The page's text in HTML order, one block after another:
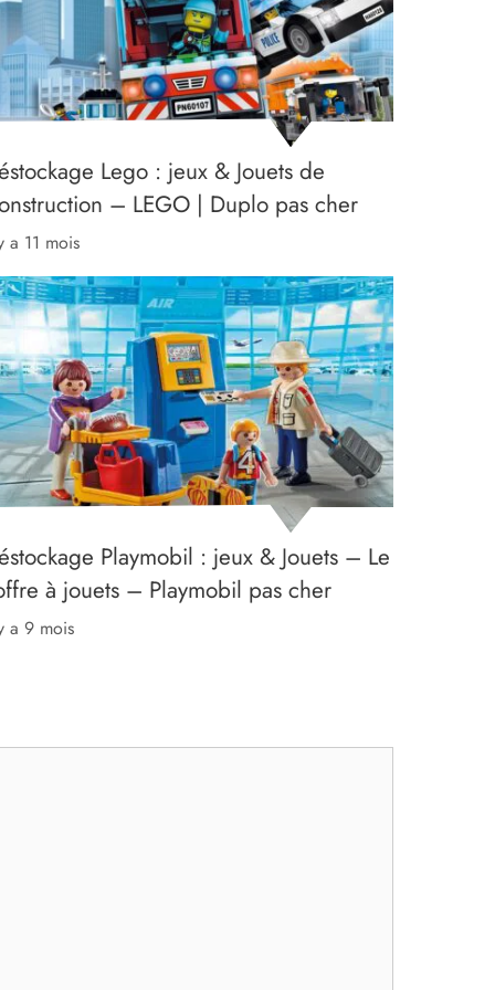
Lego : jeux & Jouets de
– LEGO | Duplo pas cher
a 11 mois
Playmobil : jeux & Jouets – Le
à jouets – Playmobil pas cher
a 9 mois